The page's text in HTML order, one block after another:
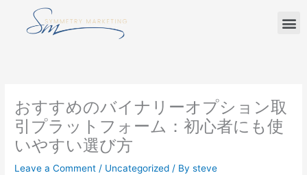
content
おすすめのバイナリーオプション取
引プラットフォーム：初心者にも使
いやすい選び方
Leave a Comment / Uncategorized / Bysteve